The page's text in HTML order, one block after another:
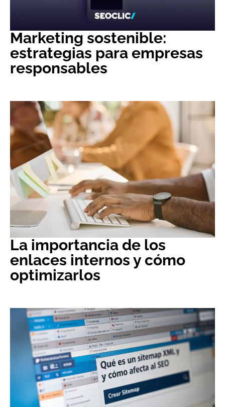
Marketing sostenible:
estrategias para empresas
responsables
La importancia de los
enlaces internos y cómo
optimizarlos